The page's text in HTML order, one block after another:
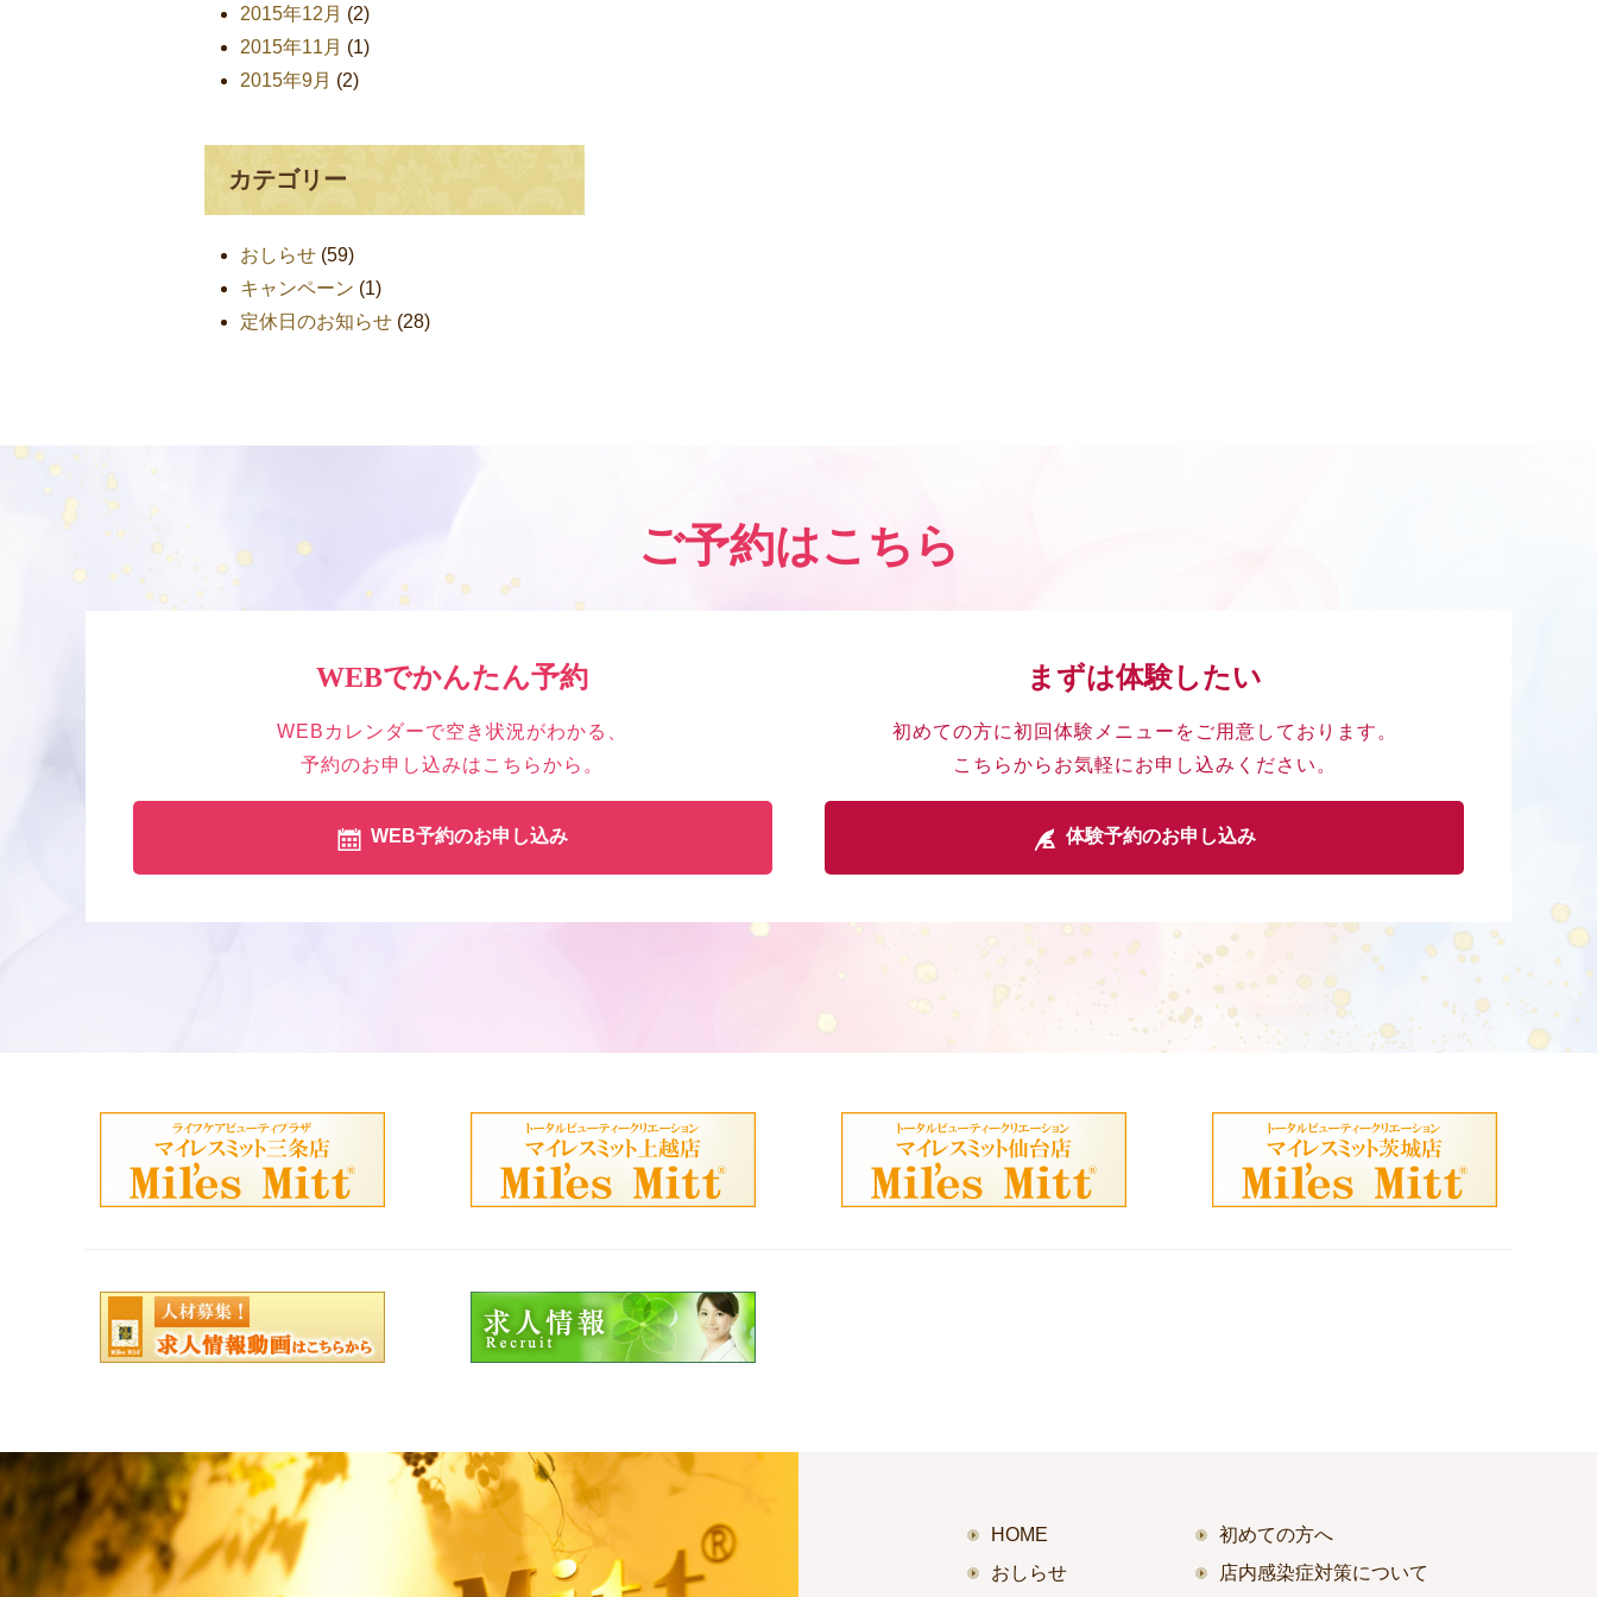
2015年12月 (2)
2015年11月 (1)
2015年9月 (2)
カテゴリー
おしらせ (59)
キャンペーン (1)
定休日のお知らせ (28)
ご予約はこちら
WEBでかんたん予約
WEBカレンダーで空き状況がわかる、
予約のお申し込みはこちらから。
WEB予約のお申し込み
まずは体験したい
初めての方に初回体験メニューを ご用意しております。
こちらからお気軽に お申し込みください。
体験予約のお申し込み
HOME
おしらせ
初めての方へ
店内感染症対策について